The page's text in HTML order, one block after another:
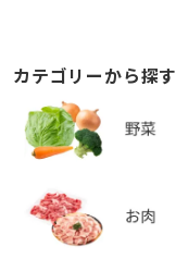
カテゴリーから探す